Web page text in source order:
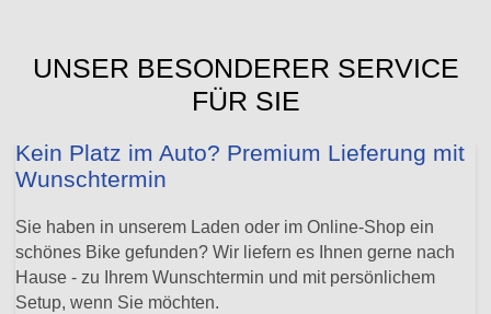
UNSER BESONDERER SERVICE
FÜR SIE
Kein Platz im Auto? Premium Lieferung mit
Wunschtermin
Sie haben in unserem Laden oder im Online-Shop ein
schönes Bike gefunden? Wir liefern es Ihnen gerne nach
Hause - zu Ihrem Wunschtermin und mit persönlichem
Setup, wenn Sie möchten.